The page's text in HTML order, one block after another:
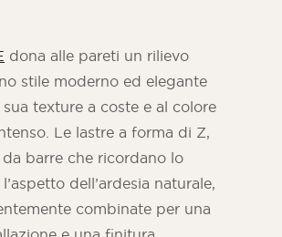
dona alle pareti un rilievo
stile moderno ed elegante
texture a coste e al colore
Le lastre a forma di Z,
barre che ricordano lo
dell’ardesia naturale,
combinate per una